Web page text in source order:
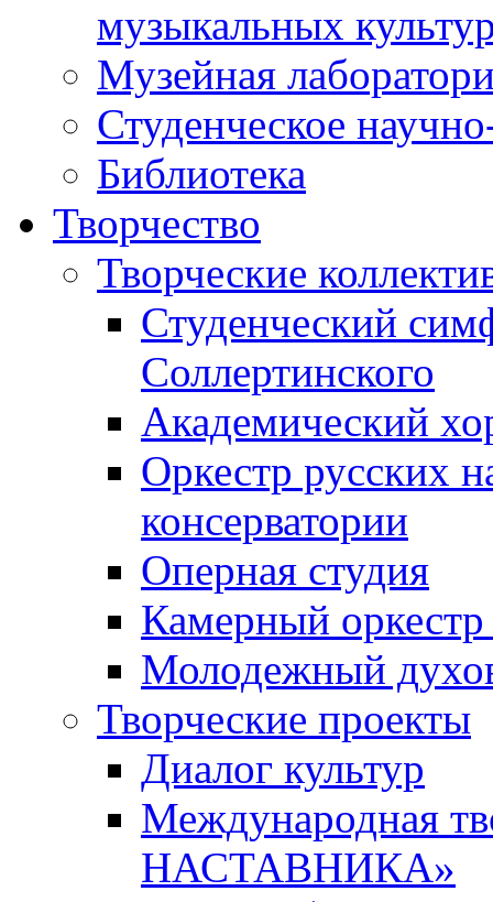
музыкальных
Музейная
Студенческое
Библиотека
Творчество
Творческие
Студенческий
Соллертинского
Академический
Оркестр русских
консерватории
Оперная студия
Камерный оркестр
Молодежный
Творческие проекты
Диалог культур
Международная
НАСТАВНИКА»